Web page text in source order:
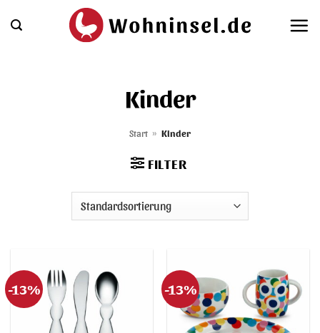
Inhalt
Kinder
Start » Kinder
FILTER
-13% -13%